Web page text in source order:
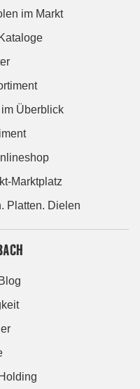
im Markt
Überblick
Marktplatz
Platten. Dielen